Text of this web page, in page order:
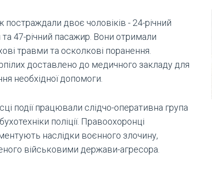
постраждали двоє чоловіків - 24-річний
та 47-річний пасажир. Вони отримали
травми та осколкові поранення.
доставлено до медичного закладу для
необхідної допомоги.
події працювали слідчо-оперативна група
поліції. Правоохоронці
наслідки воєнного злочину,
військовими держави-агресора.